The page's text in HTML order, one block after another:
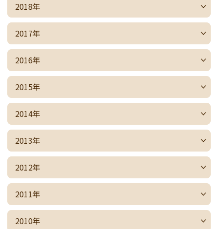
2018年
2017年
2016年
2015年
2014年
2013年
2012年
2011年
2010年